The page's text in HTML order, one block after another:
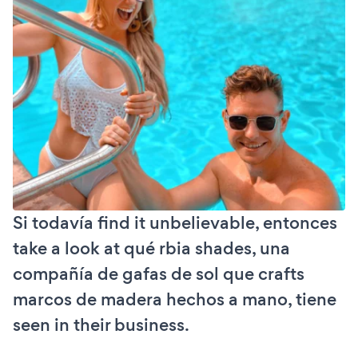
Si todavía find it unbelievable, entonces
take a look at qué rbia shades, una
compañía de gafas de sol que crafts
marcos de madera hechos a mano, tiene
seen in their business.